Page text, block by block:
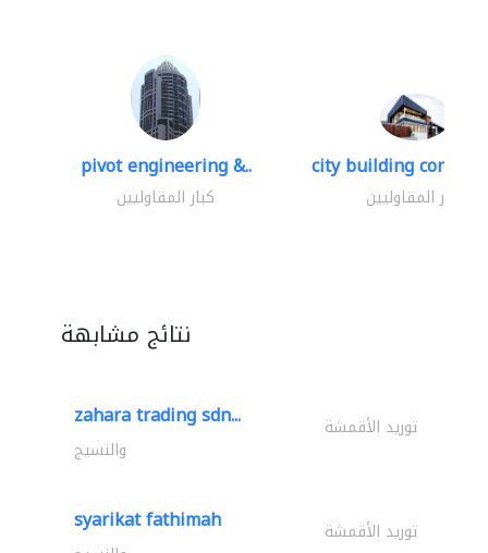
pivot engineering &..
كبار المقاوليين
city building
كبار المقاوليين
نتائج مشابهة
zahara trading sdn... توريد الأقمشة
والنسيج
syarikat fathimah توريد الأقمشة